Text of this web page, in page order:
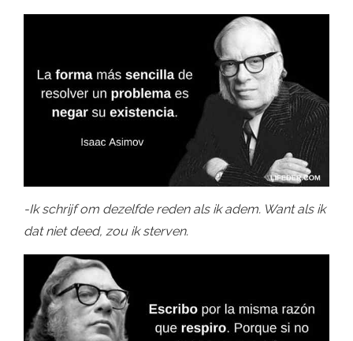
-Ik schrijf om dezelfde reden als ik adem. Want als ik
dat niet deed, zou ik sterven.